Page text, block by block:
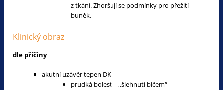
z tkání. Zhoršují se podmínky pro přežití
buněk.
Klinický obraz
dle příčiny
akutní uzávěr tepen DK
prudká bolest – ,,šlehnutí bičem“